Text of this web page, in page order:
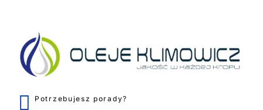
Potrzebujesz porady?